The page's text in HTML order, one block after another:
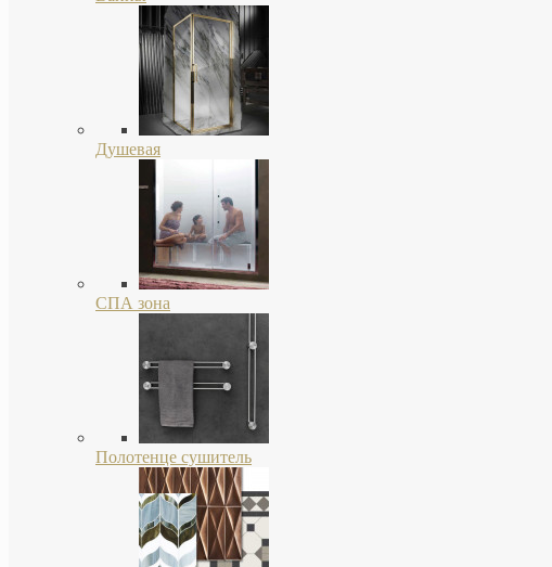
Душевая
СПА зона
Полотенце сушитель